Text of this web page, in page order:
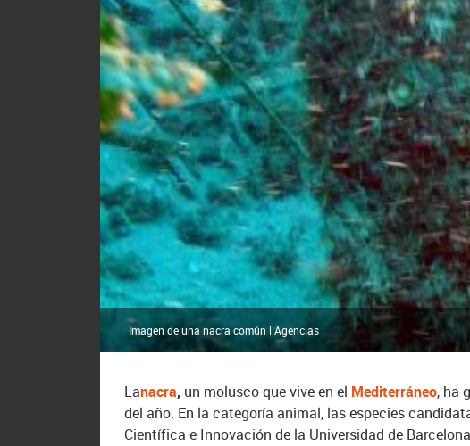
Imagen de una nacra común | Agencias
Lanacra, un molusco que vive en el Mediterráneo, ha
del año. En la categoría animal, las especies
Científica e Innovación de la Universidad de